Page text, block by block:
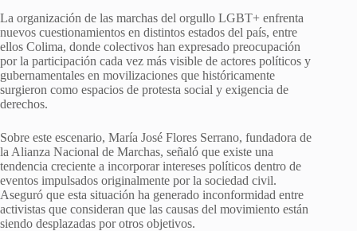
La organización de las marchas del orgullo LGBT+ enfrenta
nuevos cuestionamientos en distintos estados del país, entre
ellos Colima, donde colectivos han expresado preocupación
por la participación cada vez más visible de actores políticos y
gubernamentales en movilizaciones que históricamente
surgieron como espacios de protesta social y exigencia de
derechos.
Sobre este escenario, María José Flores Serrano, fundadora de
la Alianza Nacional de Marchas, señaló que existe una
tendencia creciente a incorporar intereses políticos dentro de
eventos impulsados originalmente por la sociedad civil.
Aseguró que esta situación ha generado inconformidad entre
activistas que consideran que las causas del movimiento están
siendo desplazadas por otros objetivos.